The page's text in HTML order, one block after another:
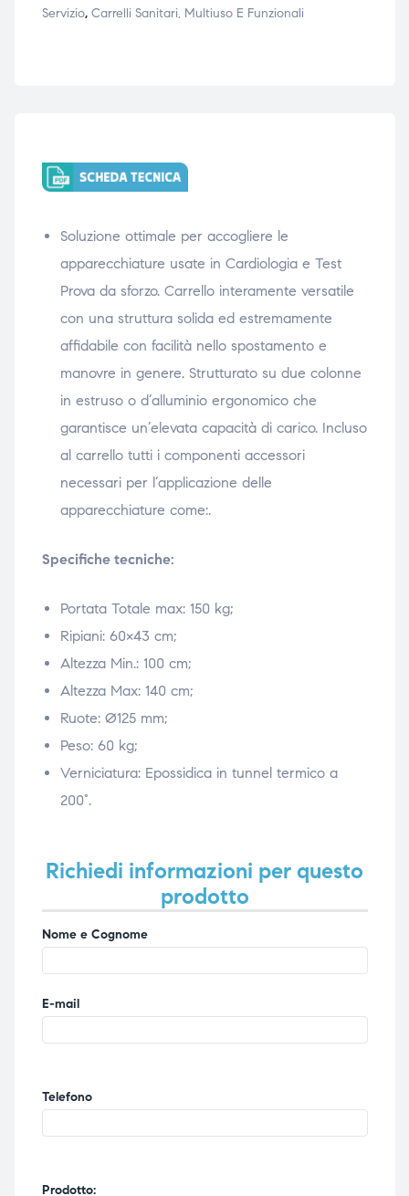
Servizio, Carrelli Sanitari, Multiuso E Funzionali
Soluzione ottimale per accogliere le
apparecchiature usate in Cardiologia e Test
Prova da sforzo. Carrello interamente versatile
con una struttura solida ed estremamente
affidabile con facilità nello spostamento e
manovre in genere. Strutturato su due colonne
in estruso o d’alluminio ergonomico che
garantisce un’elevata capacità di carico. Incluso
al carrello tutti i componenti accessori
necessari per l’applicazione delle
apparecchiature come:.
Specifiche tecniche:
Portata Totale max: 150 kg;
Ripiani: 60×43 cm;
Altezza Min.: 100 cm;
Altezza Max: 140 cm;
Ruote: Ø125 mm;
Peso: 60 kg;
Verniciatura: Epossidica in tunnel termico a
200°.
Richiedi informazioni per questo
prodotto
Nome e Cognome
E-mail
Telefono
Prodotto: